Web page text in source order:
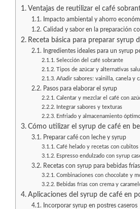
Ventajas de reutilizar el café
Impacto ambiental y ahorro
Calidad y sabor en la preparación
Receta básica para preparar syrup
Ingredientes ideales para un syrup
Selección del café sobrante
Tipos de azúcar y alternativas
Añadir sabores: vainilla, canela y
Pasos para elaborar el syrup
Calentar y mezclar el café con
Integrar sabores y texturas
Enfriado y almacenamiento
Cómo utilizar el syrup de café en
Preparar café con leche y syrup
Café helado y recetas con
Espresso endulzado con syrup
Recetas con syrup para bebidas frías
Combinaciones con chocolate y
Bebidas frías con crema y
Aplicaciones del syrup de café en
Incorporar syrup en postres caseros